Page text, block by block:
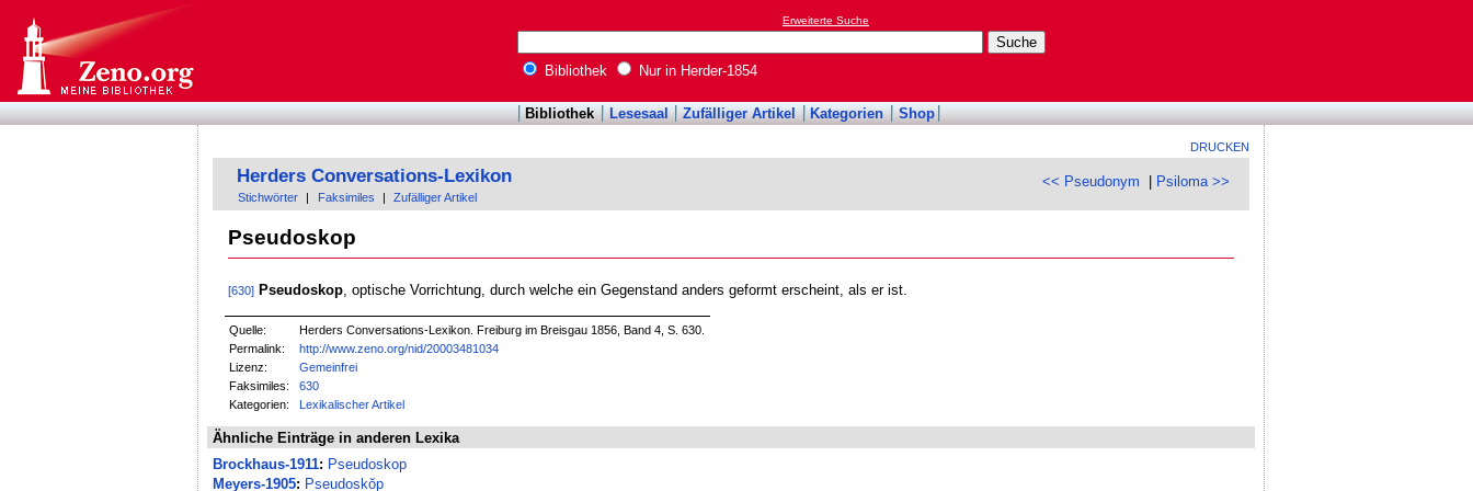
Erweiterte Suche
Bibliothek Nur in Herder-1854
Bibliothek Lesesaal Zufälliger Artikel Kategorien Shop
DRUCKEN
<< Pseudonym Psiloma >>
Herders Conversations-Lexikon
Stichwörter Faksimiles Zufälliger Artikel
Pseudoskop
[630] Pseudoskop, optische Vorrichtung, durch welche ein Gegenstand anders geformt erscheint, als er ist.
Quelle:
Herders Conversations-Lexikon. Freiburg im Breisgau 1856, Band 4, S. 630.
Permalink:
http://www.zeno.org/nid/20003481034
Lizenz:
Gemeinfrei
Faksimiles:
630
Kategorien:
Lexikalischer Artikel
Ähnliche Einträge in anderen Lexika
Brockhaus-1911: Pseudoskop
Meyers-1905: Pseudoskŏp